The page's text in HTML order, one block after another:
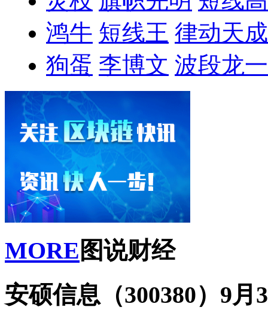
鸿牛 短线王 律动天成
狗蛋 李博文 波段龙一
MORE 图说财经
安硕信息（300380）9